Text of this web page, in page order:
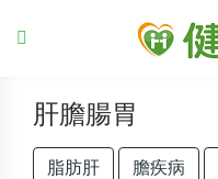
肝膽腸胃
脂肪肝 膽疾病